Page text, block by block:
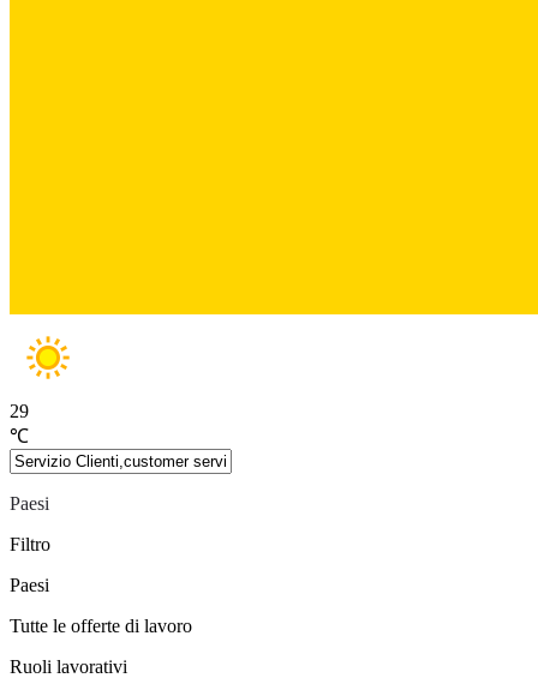
29
℃
Paesi
Filtro
Paesi
Tutte le offerte di lavoro
Ruoli lavorativi